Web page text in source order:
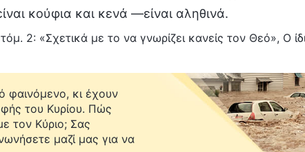
κούφια και κενά —είναι αληθινά.
2: «Σχετικά με το να γνωρίζει κανείς τον Θεό», Ο
φαινόμενο, κι έχουν
του Κυρίου. Πώς
τον Κύριο; Σας
μαζί μας για να